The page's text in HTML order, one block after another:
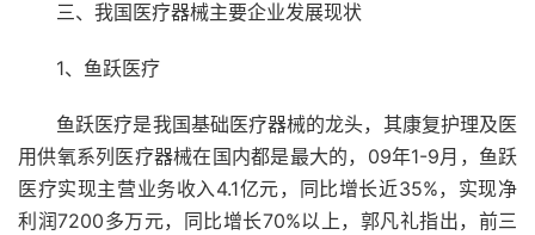
三、我国医疗器械主要企业发展现状
1、鱼跃医疗
鱼跃医疗是我国基础医疗器械的龙头，其康复护理及医
用供氧系列医疗器械在国内都是最大的，09年1-9月，鱼跃
医疗实现主营业务收入4.1亿元，同比增长近35%，实现净
利润7200多万元，同比增长70%以上，郭凡礼指出，前三